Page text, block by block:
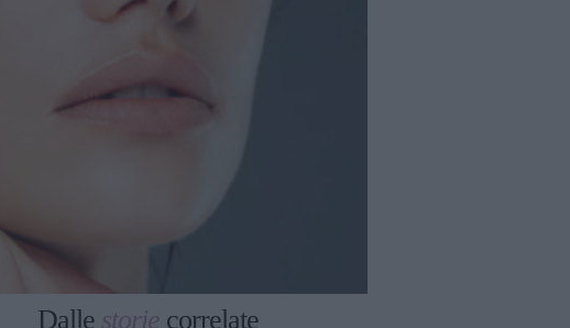
Dalle storie correlate